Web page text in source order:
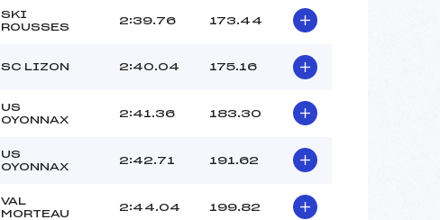
SKI
ROUSSES
2:39.76 173.44
SC LIZON 2:40.04 175.16
US
OYONNAX
2:41.36 183.30
US
OYONNAX
2:42.71 191.62
VAL
MORTEAU
2:44.04 199.82